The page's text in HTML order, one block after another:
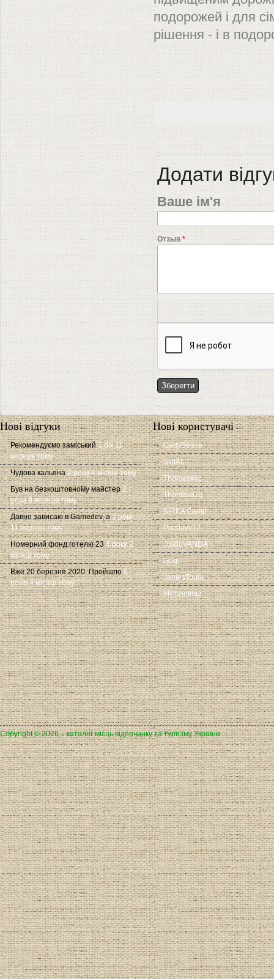
подорожей і для
рішення - і в
Додати
Ваше ім'я
Отзыв *
Нові відгуки
Рекомендуємо заміський 1 рік 11
місяців тому
Чудова кальяна 2 роки 4 місяці тому
Був на безкоштовному майстер 2
роки 9 місяців тому
Давно зависаю в Gamedev, а 2 роки
11 місяців тому
Номерний фонд готелю 23 4 роки 2
місяці тому
Вже 20 березня 2020. Пройшло 6
років 4 місяці тому
Нові користувачі
CadySeave
SvitAL
Thomasevc
Thomasdzq
SIRKA Camp
Proslavv12
JustinVANDA
Gogi
JamesToula
Michaelmut
Copyright © 2026, - каталог місць відпочинку та туризму України